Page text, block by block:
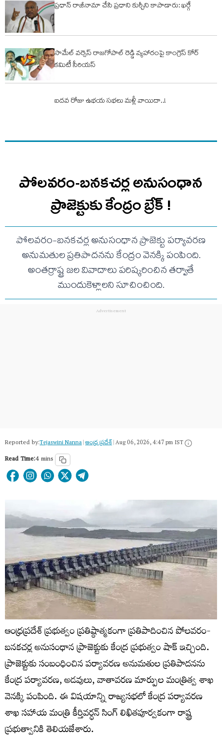
ప్రధాన్ రాజీనామా చేసి ప్రధాని కుర్చీని కాపాడారు: ఖర్గే
సామేల్ వర్సెస్ రాజగోపాల్ రెడ్డి వ్యహారంపై కాంగ్రెస్ కోర్
కమిటీ సీరియస్
ఐదవ రోజు ఉభయ సభలు మళ్లీ వాయిదా..!
పోలవరం-బనకచర్ల అనుసంధాన
ప్రాజెక్టుకు కేంద్రం బ్రేక్ !
పోలవరం-బనకచర్ల అనుసంధాన ప్రాజెక్టు పర్యావరణ
అనుమతుల ప్రతిపాదనను కేంద్రం వెనక్కి పంపింది.
అంతర్రాష్ట్ర జల వివాదాలు పరిష్కరించిన తర్వాతే
ముందుకెళ్లాలని సూచించింది.
Reported by:Tejaswini Nanna|ఆంధ్ర ప్రదేశ్|Aug 06, 2026, 4:47 pm IST
Read Time:4 mins
ఆంధ్రప్రదేశ్ ప్రభుత్వం ప్రతిష్ఠాత్మకంగా ప్రతిపాదించిన పోలవరం-
బనకచర్ల అనుసంధాన ప్రాజెక్టుకు కేంద్ర ప్రభుత్వం షాక్ ఇచ్చింది.
ప్రాజెక్టుకు సంబంధించిన పర్యావరణ అనుమతుల ప్రతిపాదనను
కేంద్ర పర్యావరణ, అడవులు, వాతావరణ మార్పుల మంత్రిత్వ శాఖ
వెనక్కి పంపింది. ఈ విషయాన్ని రాజ్యసభలో కేంద్ర పర్యావరణ
శాఖ సహాయ మంత్రి కీర్తివర్ధన్ సింగ్ లిఖితపూర్వకంగా రాష్ట్ర
ప్రభుత్వానికి తెలియజేశారు.